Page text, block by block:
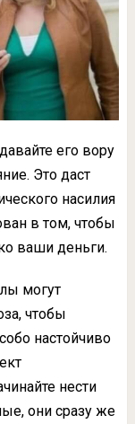
его вору
Это даст
насилия
в том, чтобы
ваши деньги.
могут
чтобы
настойчиво
нести
они сразу же